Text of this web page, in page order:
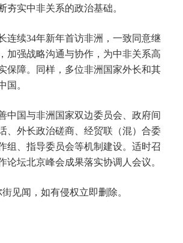
夯实中非关系的政治基础。
连续34年新年首访非洲，一致同意继
加强战略沟通与协作，为中非关系高
保障。同样，多位非洲国家外长和其
国。
中国与非洲国家双边委员会、政府间
、外长政治磋商、经贸联（混）合委
组、指导委员会等机制建设。适时召
论坛北京峰会成果落实协调人会议。
见闻，如有侵权立即删除。